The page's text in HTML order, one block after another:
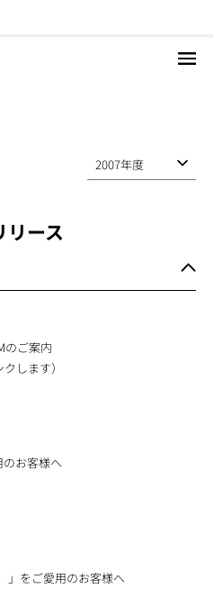
リース
ご案内
します）
お客様へ
」をご愛用のお客様へ